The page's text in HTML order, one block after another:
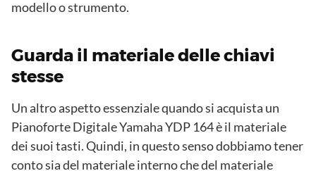
modello o strumento.
Guarda il materiale delle chiavi
stesse
Un altro aspetto essenziale quando si acquista un
Pianoforte Digitale Yamaha YDP 164 è il materiale
dei suoi tasti. Quindi, in questo senso dobbiamo tener
conto sia del materiale interno che del materiale